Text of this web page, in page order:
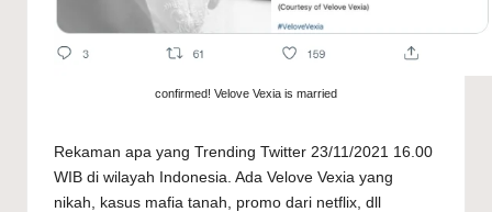
confirmed! Velove Vexia is married
Rekaman apa yang Trending Twitter 23/11/2021 16.00
WIB di wilayah Indonesia. Ada Velove Vexia yang
nikah, kasus mafia tanah, promo dari netflix, dll